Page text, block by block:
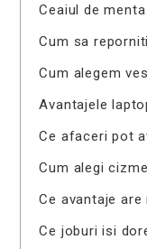
Ceaiul de
Cum sa
Cum alegem
Avantajele
Ce afaceri pot
Cum alegi
Ce avantaje
Ce joburi isi